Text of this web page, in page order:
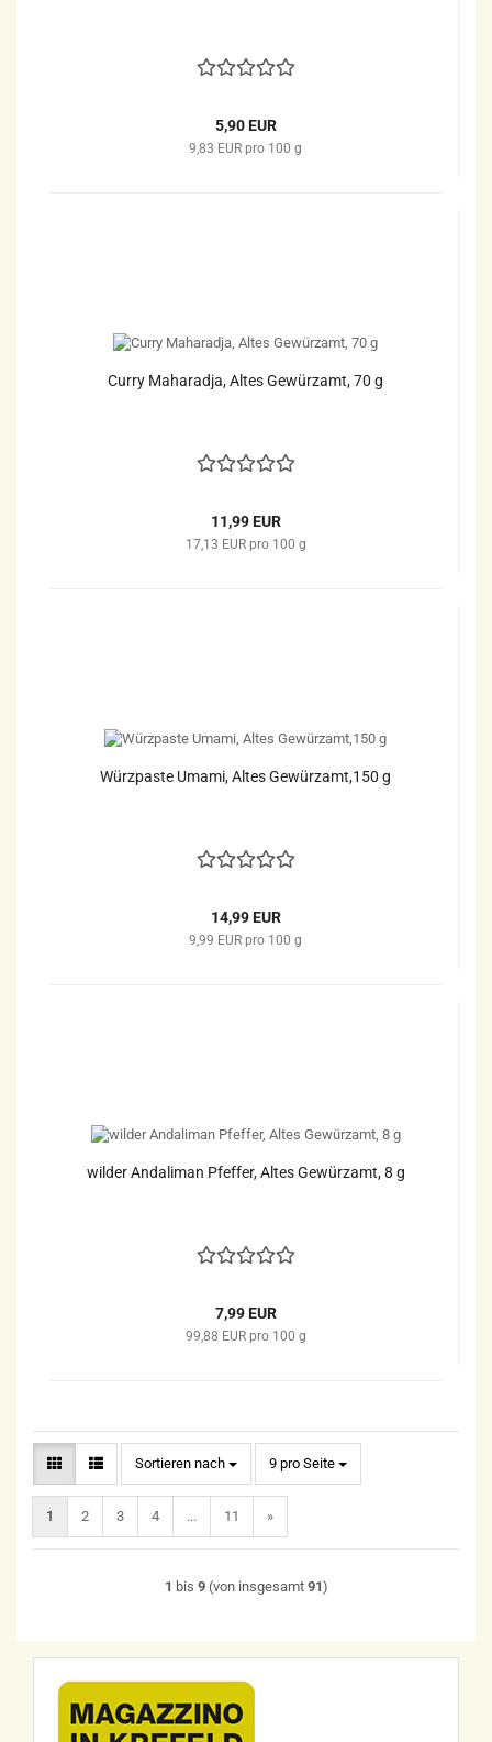
5,90 EUR
9,83 EUR pro 100 g
Curry Maharadja, Altes Gewürzamt, 70 g
11,99 EUR
17,13 EUR pro 100 g
Würzpaste Umami, Altes Gewürzamt,150 g
14,99 EUR
9,99 EUR pro 100 g
wilder Andaliman Pfeffer, Altes Gewürzamt, 8 g
7,99 EUR
99,88 EUR pro 100 g
Sortieren nach
Sortieren nach 9 pro Seite
pro Seite
1 2 3 4 ... 11 »
1 bis 9(von insgesamt 91)